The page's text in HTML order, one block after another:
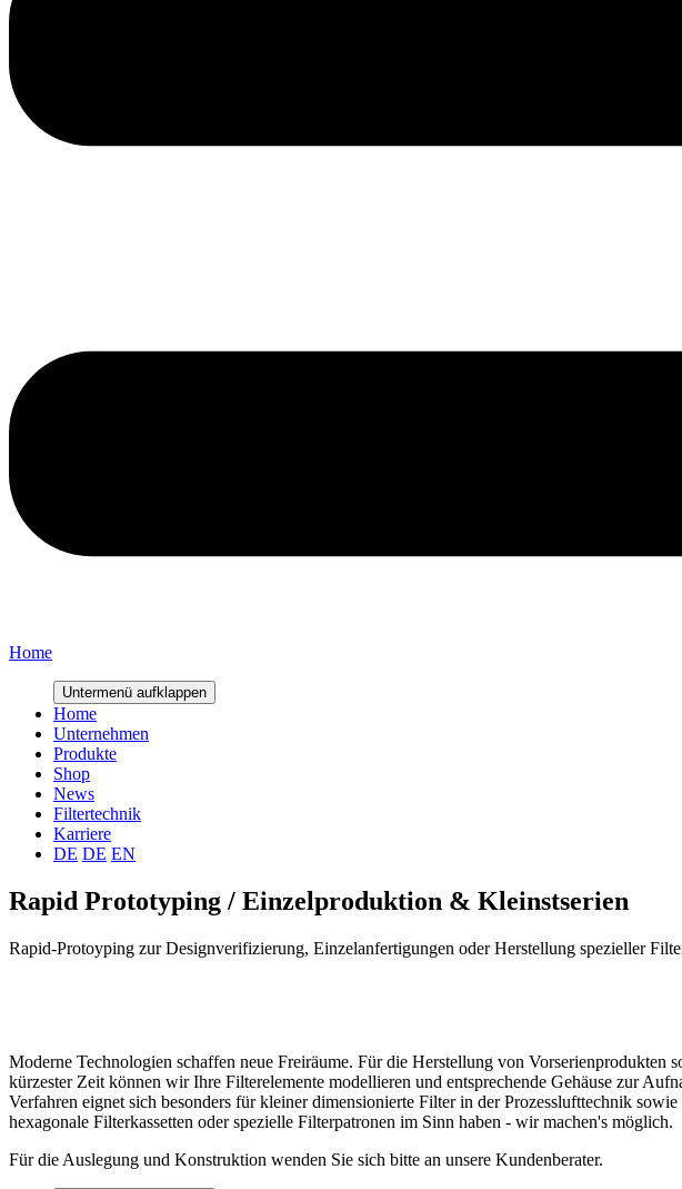
Home
Untermenü aufklappen
Home
Unternehmen
Produkte
Shop
News
Filtertechnik
Karriere
DE DE EN
Rapid Prototyping / Einzelproduktion & Kleinstserien
Rapid-Protoyping zur Designverifizierung, Einzelanfertigungen oder Herstellung spezieller
Moderne Technologien schaffen neue Freiräume. Für die Herstellung von
kürzester Zeit können wir Ihre Filterelemente modellieren und entsprechende Gehäuse zur
Verfahren eignet sich besonders für kleiner dimensionierte Filter in der Prozesslufttechnik
hexagonale Filterkassetten oder spezielle Filterpatronen im Sinn haben - wir machen's möglich.
Für die Auslegung und Konstruktion wenden Sie sich bitte an unsere Kundenberater.